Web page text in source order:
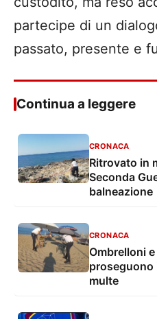
partecipe di un
passato, presente e
Continua a leggere
CRONACA
Ritrovato in
Seconda
balneazione
CRONACA
Ombrelloni
proseguono
multe